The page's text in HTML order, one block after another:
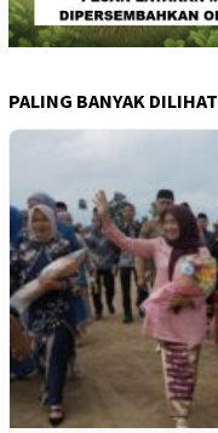
PALING BANYAK DILIHAT